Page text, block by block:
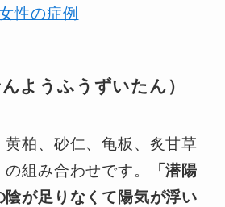
性の症例
ようふうずいたん）
柏、砂仁、龟板、炙甘草
組み合わせです。
「潜陽
が足りなくて陽気が浮い